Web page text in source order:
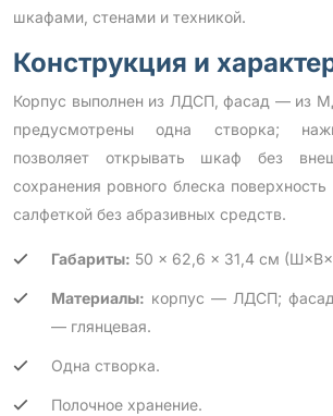
шкафами, стенами и техникой.
Конструкция и
Корпус выполнен из ЛДСП, фасад — из
предусмотрены одна створка;
позволяет открывать шкаф без
сохранения ровного блеска
салфеткой без абразивных средств.
Габариты: 50 × 62,6 × 31,4 см
Материалы: корпус — ЛДСП;
— глянцевая.
Одна створка.
Полочное хранение.